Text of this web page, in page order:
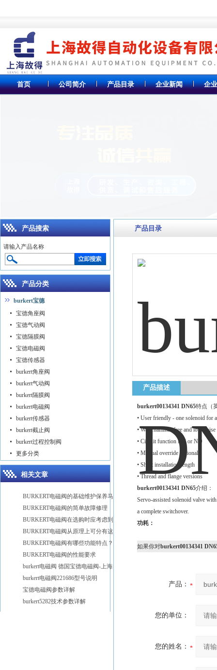
首页 公司简介 产品目录 企业新闻 企
产品目录
产品描述
burkert00134341 DN65特点（
• User friendly - one solenoid for
• Waterhammer free and low noise
• Circuit function NC or NO
• Manual override optional
• Short installation length
• Thread and flange versions
burkert00134341 DN65介绍：
Servo-assisted solenoid valve
a complete switchover.
功耗：
如果你对burkert00134341
产品：
您的单位：
您的姓名：
产品搜索
请输入产品名称
产品分类
burkert宝德
宝德角座阀
宝德气动阀
宝德隔膜阀
宝德电磁阀
宝德传感器
burkert角座阀
burkert气动阀
burkert隔膜阀
burkert电磁阀
burkert传感器
burkert截止阀
burkert过程控制阀
更多分类
相关文章
BURKERT电磁阀的简单故障修理
BURKERT电磁阀有哪些功能特点？
BURKERT电磁阀的性能要求
burkert电磁阀221686型号说明
宝德电磁阀参数详解
burkert5282技术参数详解